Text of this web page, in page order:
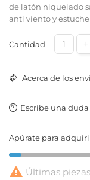
de latón niquelado
anti viento y
Cantidad +
Acerca de los
Escribe una duda
Apúrate para
 Últimas